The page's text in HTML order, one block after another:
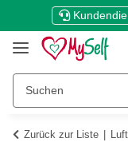
Zurück zur Liste